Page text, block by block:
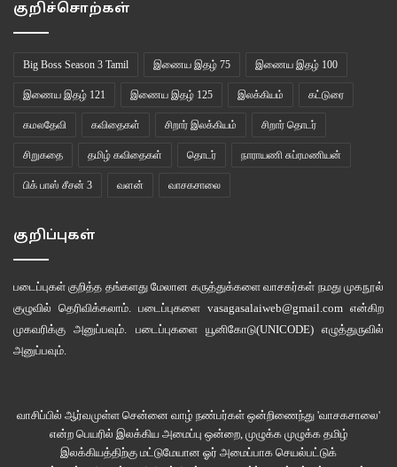
குறிச்சொற்கள்
Big Boss Season 3 Tamil இணைய இதழ் 75 இணைய இதழ் 100
இணைய இதழ் 121 இணைய இதழ் 125 இலக்கியம் கட்டுரை
கமலதேவி கவிதைகள் சிறார் இலக்கியம் சிறார் தொடர்
சிறுகதை தமிழ் கவிதைகள் தொடர் நாராயணி சுப்ரமணியன்
பிக் பாஸ் சீசன் 3 வளன் வாசகசாலை
குறிப்புகள்
படைப்புகள் குறித்த தங்களது மேலான கருத்துக்களை வாசகர்கள் நமது முகநூல்
குழுவில் தெரிவிக்கலாம். படைப்புகளை vasagasalaiweb@gmail.com என்கிற
முகவரிக்கு அனுப்பவும். படைப்புகளை யூனிகோடு(UNICODE)எழுத்துருவில்
அனுப்பவும்.
வாசிப்பில் ஆர்வமுள்ள சென்னை வாழ் நண்பர்கள் ஒன்றிணைந்து 'வாசகசாலை'
என்ற பெயரில் இலக்கிய அமைப்பு ஒன்றை, முழுக்க முழுக்க தமிழ்
இலக்கியத்திற்கு மட்டுமேயான ஓர் அமைப்பாக செயல்பட்டுக்